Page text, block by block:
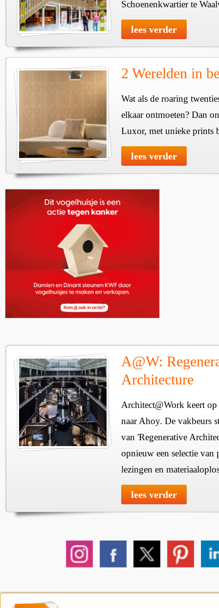
Schoenenkwartier te
lees verder
2 Werelden in
Wat als de roaring
elkaar ontmoeten? Dan
Luxor, met unieke prints
lees verder
A@W:
Architecture
Architect@Work keert
naar Ahoy. De vakbeurs
van 'Regenerative
opnieuw een selectie van
lezingen en
lees verder